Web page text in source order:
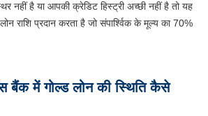
नहीं है या आपकी क्रेडिट हिस्ट्री अच्छी नहीं है तो यह
राशि प्रदान करता है जो संपार्श्विक के मूल्य का 70%
बैंक में गोल्ड लोन की स्थिति कैसे